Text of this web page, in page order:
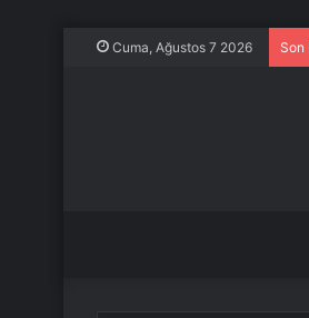
Cuma, Ağustos 7 2026 Son